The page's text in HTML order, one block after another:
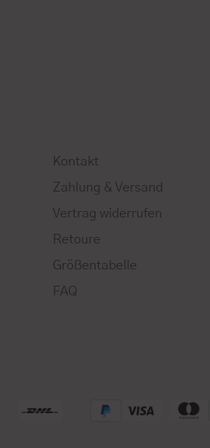
Kontakt
Zahlung & Versand
Vertrag widerrufen
Retoure
Größentabelle
FAQ